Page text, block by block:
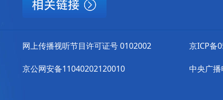
网上传播视听节目许可证号 0102002
京公网安备11040202120010
京ICP备
中央广